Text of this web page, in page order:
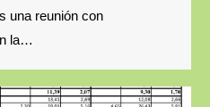
una reunión con
la…